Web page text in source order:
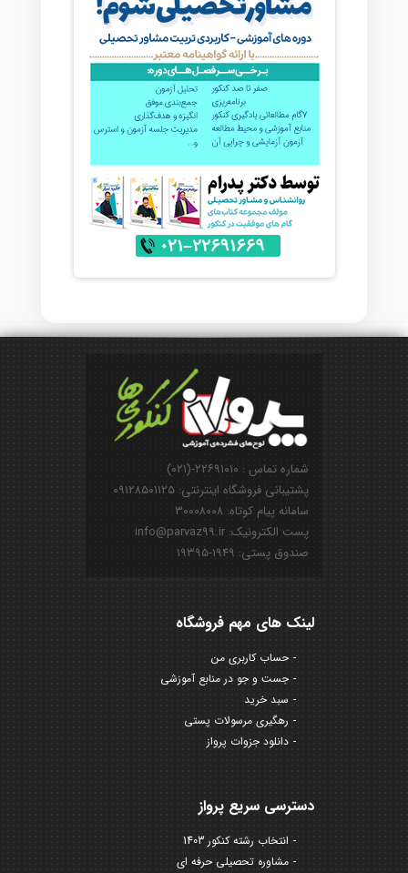
شماره تماس : ۲۲۶۹۱۰۱۰-(۰۲۱)
پشتیبانی فروشگاه اینترنتی: ۰۹۱۲۸۵۰۱۱۲۵
سامانه پیام کوتاه: ۳۰۰۰۸۰۰۸
پست الکترونیک: info@parvaz99.ir
صندوق پستی: ۱۹۴۹-۱۹۳۹۵
لینک های مهم فروشگاه
حساب کاربری من
جست و جو در منابع آموزشی
سبد خرید
رهگیری مرسولات پستی
دانلود جزوات پرواز
دسترسی سریع پرواز
انتخاب رشته کنکور 1403
مشاوره تحصیلی حرفه ای